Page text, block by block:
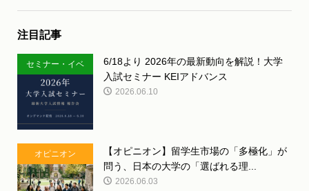
注目記事
セミナー・イベ
ント
6/18より 2026年の最新動向を解説！大学
入試セミナー KEIアドバンス
2026.06.10
オピニオン
【オピニオン】留学生市場の「多極化」が
問う、日本の大学の「選ばれる理...
2026.06.03